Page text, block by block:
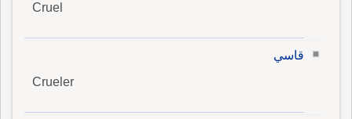
Cruel
قاسي
Crueler